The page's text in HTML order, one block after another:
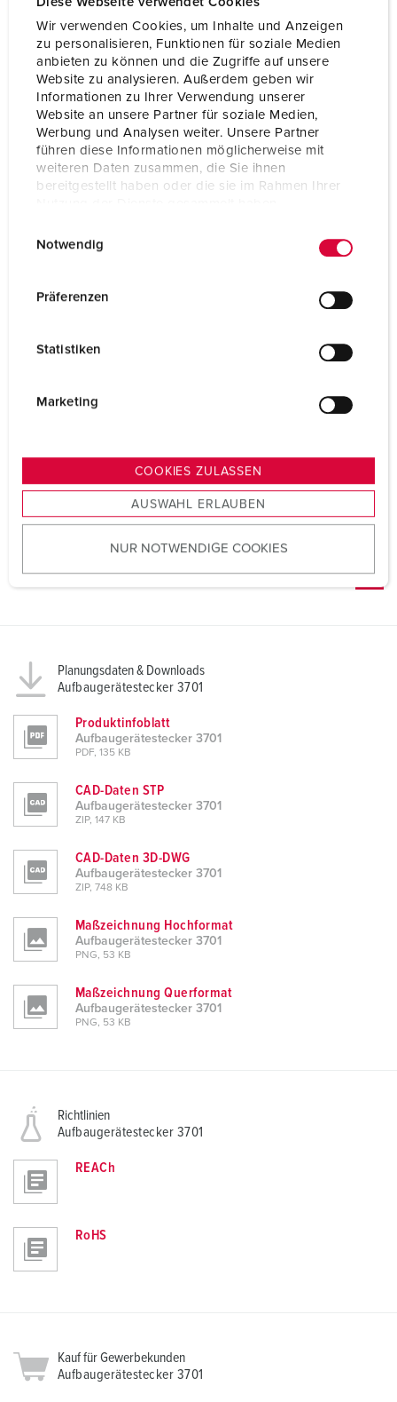
Wir verwenden Cookies, um Inhalte und Anzeigen
zu personalisieren, Funktionen für soziale Medien
anbieten zu können und die Zugriffe auf unsere
Website zu analysieren. Außerdem geben wir
Informationen zu Ihrer Verwendung unserer
Website an unsere Partner für soziale Medien,
Werbung und Analysen weiter. Unsere Partner
führen diese Informationen möglicherweise mit
weiteren Daten zusammen, die Sie ihnen
bereitgestellt haben oder die sie im Rahmen Ihrer
s
u
w
Notwendig
Präferenzen
Statistiken
Marketing
COOKIES ZULASSEN
AUSWAHL ERLAUBEN
NUR NOTWENDIGE COOKIES
Schutzart IP44
Gewicht 353 g
Planungsdaten & Downloads
Aufbaugerätestecker 3701
Produktinfoblatt
Aufbaugerätestecker 3701
PDF, 135 KB
CAD-Daten STP
Aufbaugerätestecker 3701
ZIP, 147 KB
CAD-Daten 3D-DWG
Aufbaugerätestecker 3701
ZIP, 748 KB
Maßzeichnung Hochformat
Aufbaugerätestecker 3701
PNG, 53 KB
Maßzeichnung Querformat
Aufbaugerätestecker 3701
PNG, 53 KB
Richtlinien
Aufbaugerätestecker 3701
REACh
RoHS
Kauf für Gewerbekunden
Aufbaugerätestecker 3701